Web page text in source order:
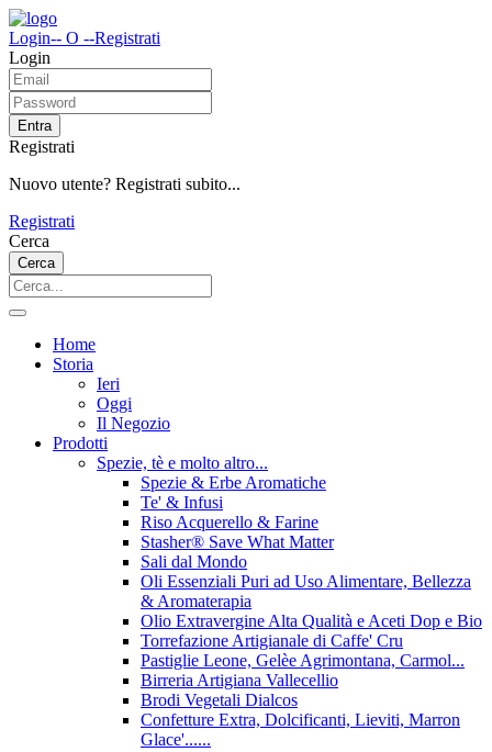
Login-- O --Registrati
Login
Entra
Registrati
Nuovo utente? Registrati subito...
Registrati
Cerca
Cerca
Home
Storia
Ieri
Oggi
Il Negozio
Prodotti
Spezie, tè e molto altro...
Spezie & Erbe Aromatiche
Te' & Infusi
Riso Acquerello & Farine
Stasher®️ Save What Matter
Sali dal Mondo
Oli Essenziali Puri ad Uso Alimentare, Bellezza
& Aromaterapia
Olio Extravergine Alta Qualità e Aceti Dop e Bio
Torrefazione Artigianale di Caffe' Cru
Pastiglie Leone, Gelèe Agrimontana, Carmol...
Birreria Artigiana Vallecellio
Brodi Vegetali Dialcos
Confetture Extra, Dolcificanti, Lieviti, Marron
Glace'......